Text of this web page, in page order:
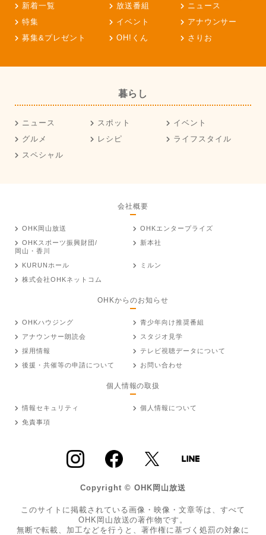
新着一覧 放送番組
ニュース
特集
イベント
アナウンサー
募集&プレゼント
OH!くん さりお
暮らし
ニュース スポット
イベント
グルメ
レシピ
ライフスタイル
スペシャル
会社概要
OHK岡山放送
OHKエンタープライズ
OHKスポーツ振興財団/
岡山・香川
新本社
KURUNホール
ミルン
株式会社OHKネットコム
OHKからのお知らせ
OHKハウジング
青少年向け推奨番組
アナウンサー朗読会
スタジオ見学
採用情報
テレビ視聴データについて
後援・共催等の申請について
お問い合わせ
個人情報の取扱
情報セキュリティ
個人情報について
免責事項
Copyright © OHK岡山放送
このサイトに掲載されている画像・映像・文章等は、すべて
OHK岡山放送の著作物です。
無断で転載、加工などを行うと、著作権に基づく処罰の対象に